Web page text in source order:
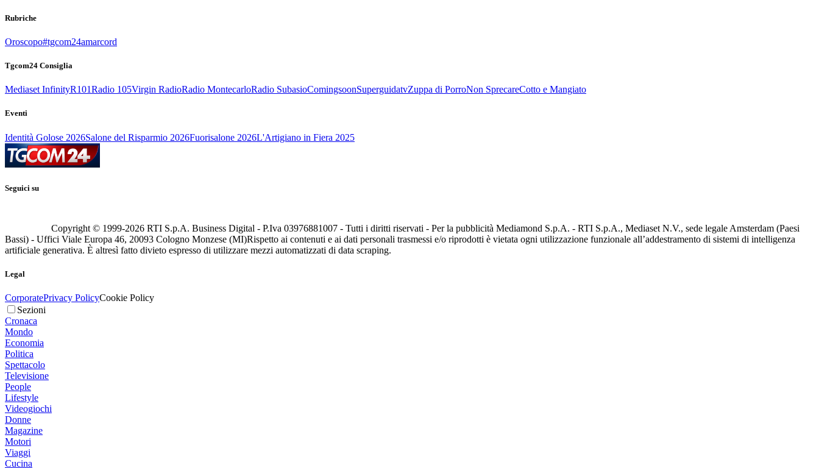
Rubriche
Oroscopo#tgcom24amarcord
Tgcom24 Consiglia
Mediaset InfinityR101Radio 105Virgin RadioRadio MontecarloRadio SubasioComingsoonSuperguidatvZuppa di PorroNon SprecareCotto e Mangiato
Eventi
Identità Golose 2026Salone del Risparmio 2026Fuorisalone 2026L'Artigiano in Fiera 2025
Seguici su
Copyright © 1999-2026 RTI S.p.A. Business Digital - P.Iva 03976881007 - Tutti i diritti riservati - Per la pubblicità Mediamond S.p.A. - RTI S.p.A., Mediaset N.V., sede legale Amsterdam (Paesi
Bassi) - Uffici Viale Europa 46, 20093 Cologno Monzese (MI)Rispetto ai contenuti e ai dati personali trasmessi e/o riprodotti è vietata ogni utilizzazione funzionale all’addestramento di sistemi di intelligenza
artificiale generativa. È altresì fatto divieto espresso di utilizzare mezzi automatizzati di data scraping.
Legal
CorporatePrivacy PolicyCookie Policy
Sezioni
Cronaca
Mondo
Economia
Politica
Spettacolo
Televisione
People
Lifestyle
Videogiochi
Donne
Magazine
Motori
Viaggi
Cucina